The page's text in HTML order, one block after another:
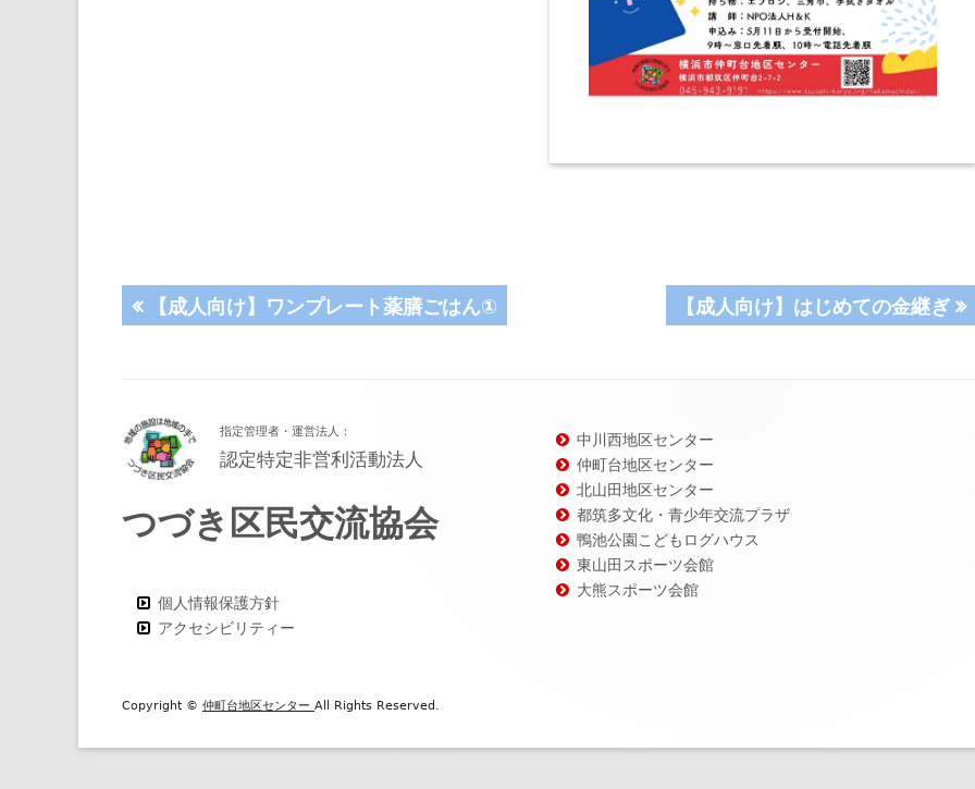
投
ビ
ー
シ
ョ
前
【成人向け】ワンプレート薬膳ごはん①
次
【成人向け】はじめての金継ぎ
ッ
タ
ー・
ン
テ
ツ
指定管理者・運営法人：
認定特定非営利活動法人
つづき区民交流協会
個人情報保護方針
アクセシビリティー
中川西地区センター
仲町台地区センター
北山田地区センター
都筑多文化・青少年交流プラザ
鴨池公園こどもログハウス
東山田スポーツ会館
大熊スポーツ会館
Copyright © 仲町台地区センター All Rights Reserved.